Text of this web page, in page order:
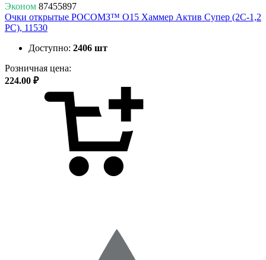
Эконом 87455897
Очки открытые РОСОМЗ™ О15 Хаммер Актив Супер (2С-1,2
PC), 11530
Доступно: 2406 шт
Розничная цена:
224.00 ₽